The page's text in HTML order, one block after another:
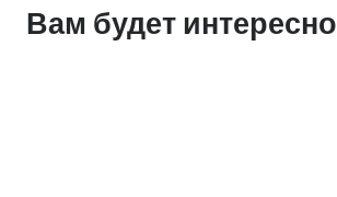
Вам будет интересно